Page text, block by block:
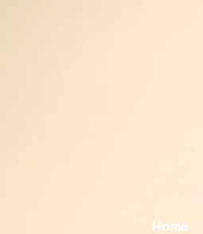
Home